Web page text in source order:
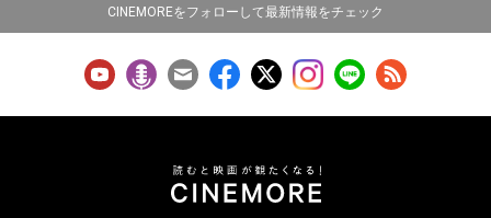
CINEMOREをフォローして最新情報をチェック